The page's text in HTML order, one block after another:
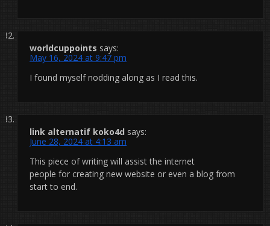
worldcuppoints says:
May 16, 2024 at 9:47 pm
I found myself nodding along as I read this.
link alternatif koko4d says:
June 28, 2024 at 4:13 am
This piece of writing will assist the internet
people for creating new website or even a blog from
start to end.